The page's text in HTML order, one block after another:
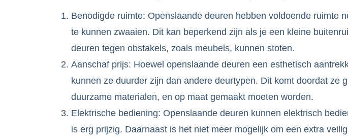
Benodigde ruimte: Openslaande deuren hebben voldoende ruimte
te kunnen zwaaien. Dit kan beperkend zijn als je een kleine
deuren tegen obstakels, zoals meubels, kunnen stoten.
Aanschaf prijs: Hoewel openslaande deuren een esthetisch
kunnen ze duurder zijn dan andere deurtypen. Dit komt doordat ze
duurzame materialen, en op maat gemaakt moeten worden.
Elektrische bediening: Openslaande deuren kunnen elektrisch
is erg prijzig. Daarnaast is het niet meer mogelijk om een extra